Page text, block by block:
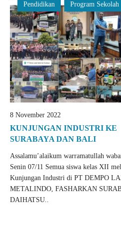
Pendidikan Program Sekolah
8 November 2022
KUNJUNGAN INDUSTRI KE
SURABAYA DAN BALI
Assalamu’alaikum warramatullah
Senin 07/11 Semua siswa kelas XII
Kunjungan Industri di PT DEMPO
METALINDO, FASHARKAN
DAIHATSU..